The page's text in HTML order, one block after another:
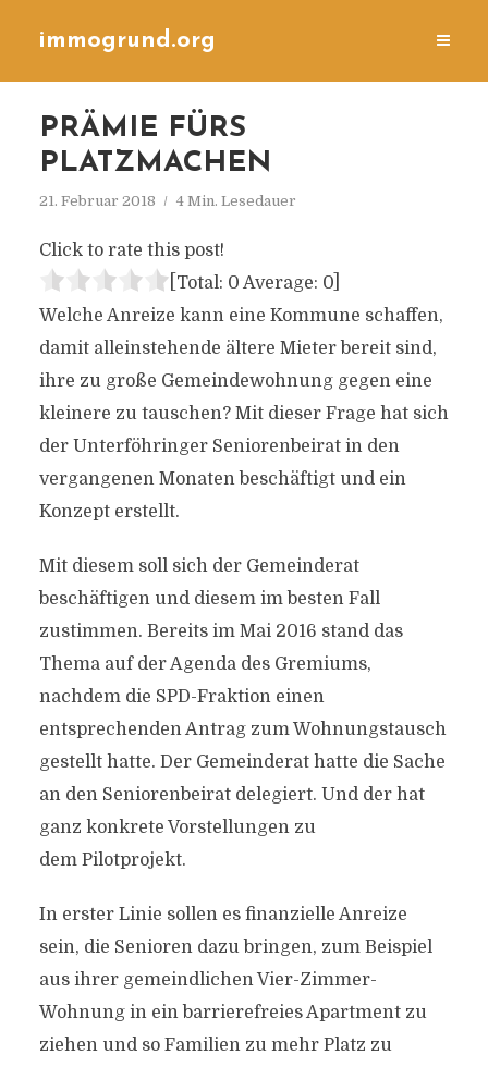
immogrund.org
PRÄMIE FÜRS
PLATZMACHEN
21. Februar 2018 4 Min. Lesedauer
Click to rate this post!
[Total: 0 Average: 0]
Welche Anreize kann eine Kommune schaffen,
damit alleinstehende ältere Mieter bereit sind,
ihre zu große Gemeindewohnung gegen eine
kleinere zu tauschen? Mit dieser Frage hat sich
der Unterföhringer Seniorenbeirat in den
vergangenen Monaten beschäftigt und ein
Konzept erstellt.
Mit diesem soll sich der Gemeinderat
beschäftigen und diesem im besten Fall
zustimmen. Bereits im Mai 2016 stand das
Thema auf der Agenda des Gremiums,
nachdem die SPD-Fraktion einen
entsprechenden Antrag zum Wohnungstausch
gestellt hatte. Der Gemeinderat hatte die Sache
an den Seniorenbeirat delegiert. Und der hat
ganz konkrete Vorstellungen zu
dem Pilotprojekt.
In erster Linie sollen es finanzielle Anreize
sein, die Senioren dazu bringen, zum Beispiel
aus ihrer gemeindlichen Vier-Zimmer-
Wohnung in ein barrierefreies Apartment zu
ziehen und so Familien zu mehr Platz zu